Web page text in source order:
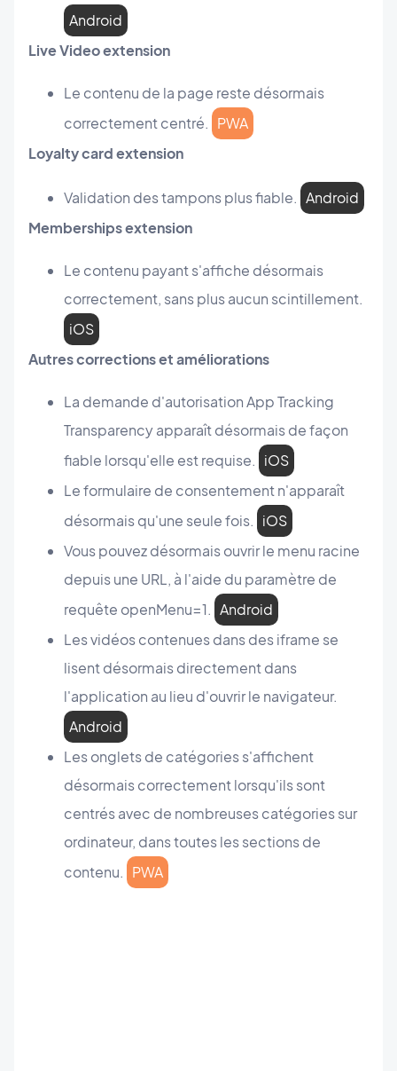
Android
Live Video extension
Le contenu de la page reste désormais
correctement centré. PWA
Loyalty card extension
Validation des tampons plus fiable. Android
Memberships extension
Le contenu payant s'affiche désormais
correctement, sans plus aucun scintillement.
iOS
Autres corrections et améliorations
La demande d'autorisation App Tracking
Transparency apparaît désormais de façon
fiable lorsqu'elle est requise. iOS
Le formulaire de consentement n'apparaît
désormais qu'une seule fois. iOS
Vous pouvez désormais ouvrir le menu racine
depuis une URL, à l'aide du paramètre de
requête openMenu=1. Android
Les vidéos contenues dans des iframe se
lisent désormais directement dans
l'application au lieu d'ouvrir le navigateur.
Android
Les onglets de catégories s'affichent
désormais correctement lorsqu'ils sont
centrés avec de nombreuses catégories sur
ordinateur, dans toutes les sections de
contenu. PWA